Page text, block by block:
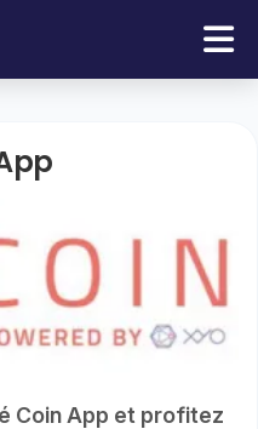
Coin App et profitez